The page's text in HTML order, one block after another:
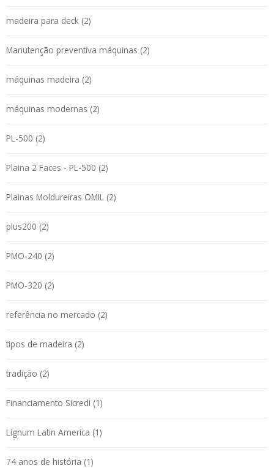
madeira para deck (2)
Manutenção preventiva máquinas (2)
máquinas madeira (2)
máquinas modernas (2)
PL-500 (2)
Plaina 2 Faces - PL-500 (2)
Plainas Moldureiras OMIL (2)
plus200 (2)
PMO-240 (2)
PMO-320 (2)
referência no mercado (2)
tipos de madeira (2)
tradição (2)
Financiamento Sicredi (1)
Lignum Latin America (1)
74 anos de história (1)